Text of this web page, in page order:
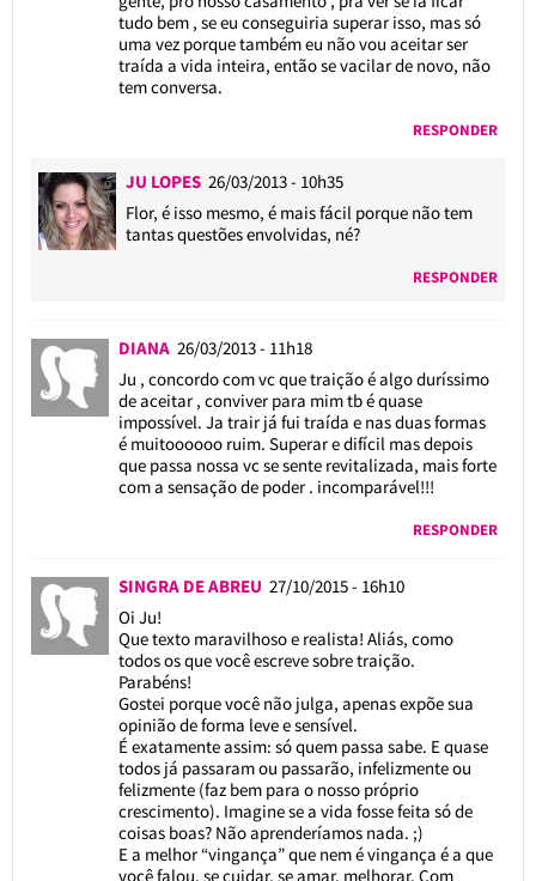
tudo bem , se eu conseguiria superar isso, mas só
uma vez porque também eu não vou aceitar ser
traída a vida inteira, então se vacilar de novo, não
tem conversa.
RESPONDER
JU LOPES26/03/2013 - 10h35
Flor, é isso mesmo, é mais fácil porque não tem
tantas questões envolvidas, né?
RESPONDER
DIANA 26/03/2013 - 11h18
Ju , concordo com vc que traição é algo duríssimo
de aceitar , conviver para mim tb é quase
impossível. Ja trair já fui traída e nas duas formas
é muitoooooo ruim. Superar e difícil mas depois
que passa nossa vc se sente revitalizada, mais forte
com a sensação de poder . incomparável!!!
RESPONDER
SINGRA DE ABREU 27/10/2015 - 16h10
Oi Ju!
Que texto maravilhoso e realista! Aliás, como
todos os que você escreve sobre traição.
Parabéns!
Gostei porque você não julga, apenas expõe sua
opinião de forma leve e sensível.
É exatamente assim: só quem passa sabe. E quase
todos já passaram ou passarão, infelizmente ou
felizmente (faz bem para o nosso próprio
crescimento). Imagine se a vida fosse feita só de
coisas boas? Não aprenderíamos nada. ;)
E a melhor “vingança” que nem é vingança é a que
você falou, se cuidar, se amar, melhorar. Com